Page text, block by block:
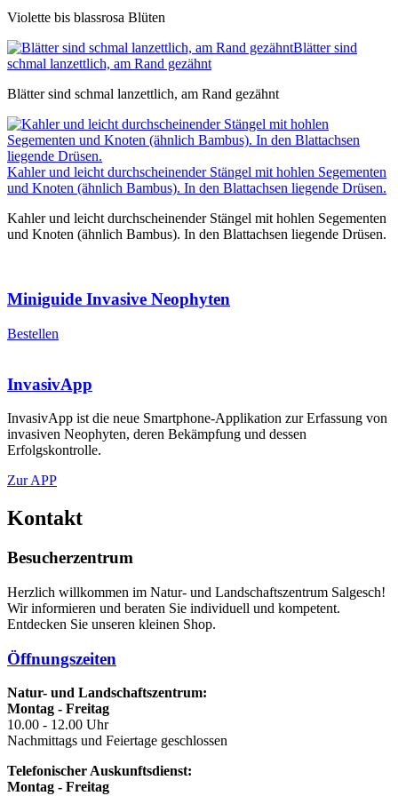
Violette bis blassrosa Blüten
Blätter sind
schmal lanzettlich, am Rand gezähnt
Blätter sind schmal lanzettlich, am Rand gezähnt
Kahler und leicht durchscheinender Stängel mit hohlen Segementen
und Knoten (ähnlich Bambus). In den Blattachsen liegende Drüsen.
Kahler und leicht durchscheinender Stängel mit hohlen Segementen
und Knoten (ähnlich Bambus). In den Blattachsen liegende Drüsen.
Miniguide Invasive Neophyten
Bestellen
InvasivApp
InvasivApp ist die neue Smartphone-Applikation zur Erfassung von
invasiven Neophyten, deren Bekämpfung und dessen
Erfolgskontrolle.
Zur APP
Kontakt
Besucherzentrum
Herzlich willkommen im Natur- und Landschaftszentrum Salgesch!
Wir informieren und beraten Sie individuell und kompetent.
Entdecken Sie unseren kleinen Shop.
Öffnungszeiten
Natur- und Landschaftszentrum:
Montag - Freitag
10.00 - 12.00 Uhr
Nachmittags und Feiertage geschlossen
Telefonischer Auskunftsdienst:
Montag - Freitag